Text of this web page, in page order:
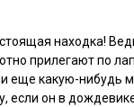
находка!
прилегают по
еще какую-нибудь
если он в